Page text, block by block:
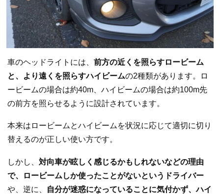
車のヘッドライトには、 前方の近くを照らすロービーム
と、より遠くを照らすハイビームの2種類があります。ロ
ービームの場合は約40m、ハイビームの場合は約100m先
の前方を照らせるように設計されています。
本来はロービームとハイビームを状況に応じて適切に切り
替えるのが正しい使い方です。
しかし、 対向車が眩しく感じるかもしれないなどの理由
で、ロービームしか使ったことがないというドライバー
や、逆に、
自分が迷惑になっていることに気付かず、ハイ